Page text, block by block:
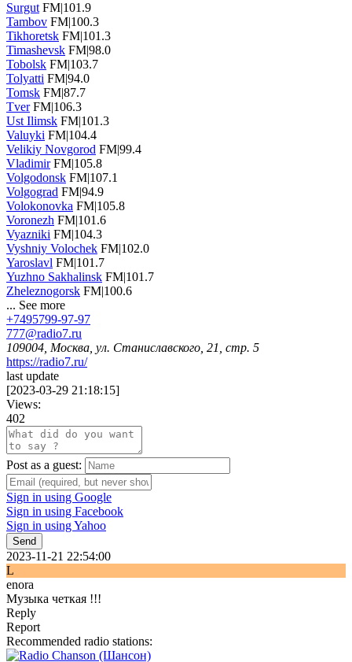
Surgut FM|101.9
Tambov FM|100.3
Tikhoretsk FM|101.3
Timashevsk FM|98.0
Tobolsk FM|103.7
Tolyatti FM|94.0
Tomsk FM|87.7
Tver FM|106.3
Ust Ilimsk FM|101.3
Valuyki FM|104.4
Velikiy Novgorod FM|99.4
Vladimir FM|105.8
Volgodonsk FM|107.1
Volgograd FM|94.9
Volokonovka FM|105.8
Voronezh FM|101.6
Vyazniki FM|104.3
Vyshniy Volochek FM|102.0
Yaroslavl FM|101.7
Yuzhno Sakhalinsk FM|101.7
Zheleznogorsk FM|100.6
... See more
+7495799-97-97
777@radio7.ru
109004, Москва, ул. Станиславского, 21, стр. 5
https://radio7.ru/
last update
[2023-03-29 21:18:15]
Views:
402
Post as a guest:
Sign in using Google
Sign in using Facebook
Sign in using Yahoo
Send
2023-11-21 22:54:00
L
enora
Музыка четкая !!!
Reply
Report
Recommended radio stations: